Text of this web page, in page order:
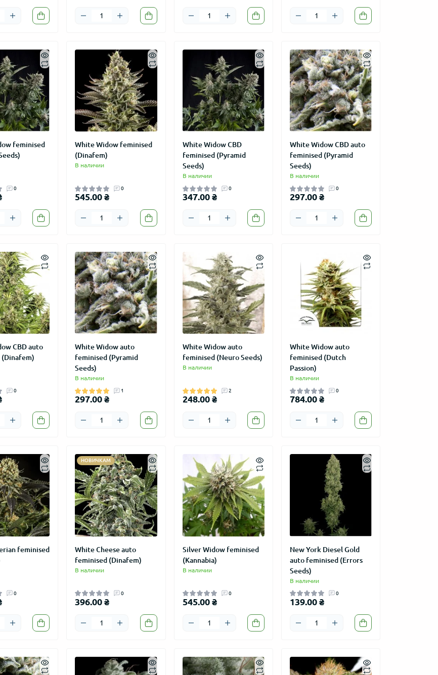
feminised
0
White Widow feminised
(Dinafem)
В наличии
0
545.00 ₴
White Widow CBD
feminised (Pyramid
Seeds)
В наличии
0
347.00 ₴
White Widow CBD auto
feminised (Pyramid
Seeds)
В наличии
0
297.00 ₴
CBD auto
0
White Widow auto
feminised (Pyramid
Seeds)
В наличии
1
297.00 ₴
White Widow auto
feminised (Neuro Seeds)
В наличии
2
248.00 ₴
White Widow auto
feminised (Dutch
Passion)
В наличии
0
784.00 ₴
feminised
0
НОВИЧКАМ
White Cheese auto
feminised (Dinafem)
В наличии
0
396.00 ₴
Silver Widow feminised
(Kannabia)
В наличии
0
545.00 ₴
New York Diesel Gold
auto feminised (Errors
Seeds)
В наличии
0
139.00 ₴